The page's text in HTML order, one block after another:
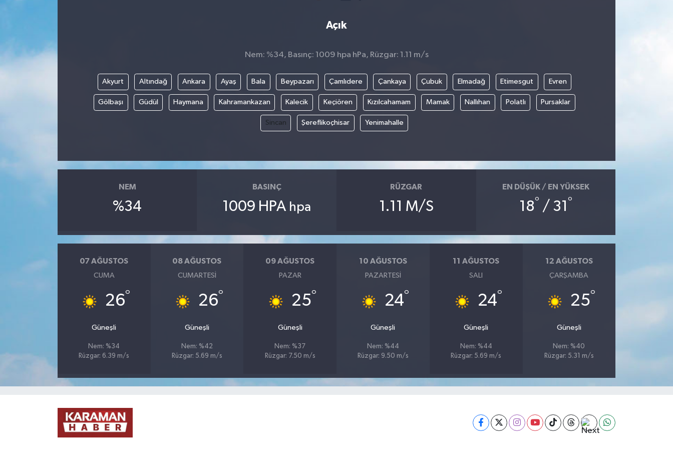
Açık
Nem: %34, Basınç: 1009 hpa hPa, Rüzgar: 1.11 m/s
Akyurt Altındağ Ankara Ayaş Bala Beypazarı Çamlıdere Çankaya Çubuk Elmadağ Etimesgut Evren
Gölbaşı Güdül Haymana Kahramankazan Kalecik Keçiören Kızılcahamam Mamak Nallıhan Polatlı Pursaklar
Sincan Şereflikoçhisar Yenimahalle
NEM
%34
BASINÇ
1009 HPA hpa
RÜZGAR
1.11 M/S
EN DÜŞÜK / EN YÜKSEK
18° / 31°
07 AĞUSTOS
CUMA
26°
Güneşli
Nem: %34
Rüzgar: 6.39 m/s
08 AĞUSTOS
CUMARTESI
26°
Güneşli
Nem: %42
Rüzgar: 5.69 m/s
09 AĞUSTOS
PAZAR
25°
Güneşli
Nem: %37
Rüzgar: 7.50 m/s
10 AĞUSTOS
PAZARTESI
24°
Güneşli
Nem: %44
Rüzgar: 9.50 m/s
11 AĞUSTOS
SALI
24°
Güneşli
Nem: %44
Rüzgar: 5.69 m/s
12 AĞUSTOS
ÇARŞAMBA
25°
Güneşli
Nem: %40
Rüzgar: 5.31 m/s